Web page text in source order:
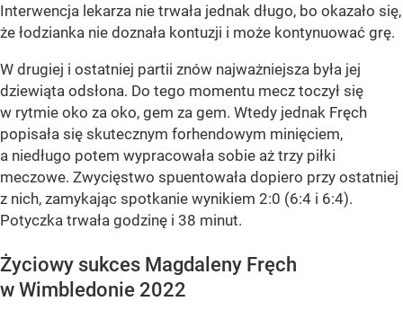
Interwencja lekarza nie trwała jednak długo, bo okazało się,
że łodzianka nie doznała kontuzji i może kontynuować grę.
W drugiej i ostatniej partii znów najważniejsza była jej
dziewiąta odsłona. Do tego momentu mecz toczył się
w rytmie oko za oko, gem za gem. Wtedy jednak Fręch
popisała się skutecznym forhendowym minięciem,
a niedługo potem wypracowała sobie aż trzy piłki
meczowe. Zwycięstwo spuentowała dopiero przy ostatniej
z nich, zamykając spotkanie wynikiem 2:0 (6:4 i 6:4).
Potyczka trwała godzinę i 38 minut.
Życiowy sukces Magdaleny Fręch
w Wimbledonie 2022